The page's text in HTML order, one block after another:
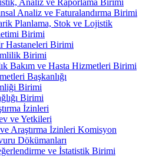
Analiz ve Faturalandırma Birimi
Planlama, Stok ve Lojistik
Birimi
Hastaneleri Birimi
Birimi
Bakım ve Hasta Hizmetleri Birimi
Başkanlığı
Birimi
Birimi
İzinleri
ve Yetkileri
Araştırma İzinleri Komisyon
Dökümanları
ve İstatistik Birimi